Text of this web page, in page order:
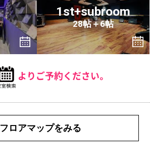
1st+subroom
28帖＋6帖
よりご予約ください。
フロアマップをみる